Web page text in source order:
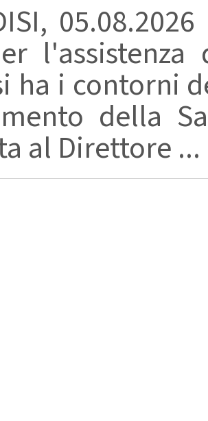
ha i contorni
della
al Direttore ...